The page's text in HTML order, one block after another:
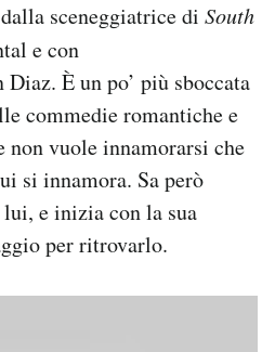
sceneggiatrice di South
e con
È un po’ più sboccata
commedie romantiche e
non vuole innamorarsi che
si innamora. Sa però
e inizia con la sua
per ritrovarlo.